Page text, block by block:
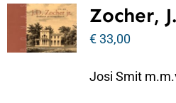
Zocher,
€33,00
Josi Smit